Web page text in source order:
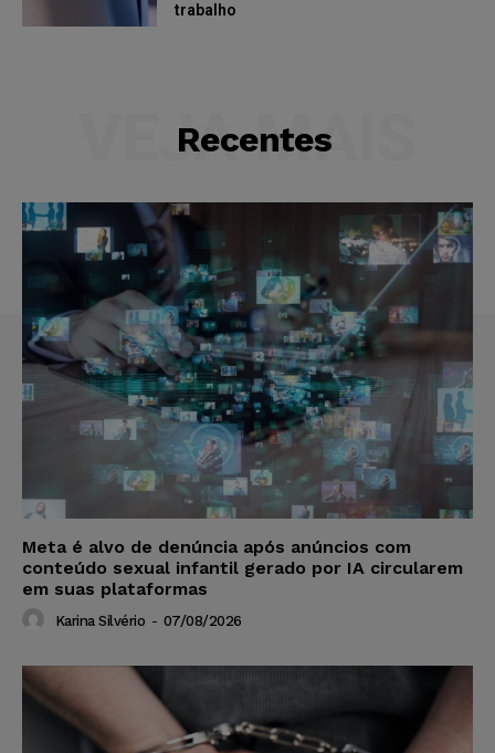
trabalho
Recentes
VEJA MAIS
Meta é alvo de denúncia após anúncios com
conteúdo sexual infantil gerado por IA circularem
em suas plataformas
Karina Silvério - 07/08/2026